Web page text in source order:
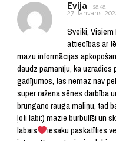
Evija
saka:
27 Janvāris,
Sveiki,
attiecības ar
mazu informācijas
daudz pamanīju, ka
gadījumos, tas nemaz nav
super ražena sēnes darbība
brungano rauga maliņu, tad
ļoti labi:) mazie burbulīši un
labais
iesaku paskatīties